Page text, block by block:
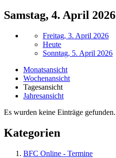
Samstag, 4. April 2026
Freitag, 3. April 2026
Heute
Sonntag, 5. April 2026
Monatsansicht
Wochenansicht
Tagesansicht
Jahresansicht
Es wurden keine Einträge gefunden.
Kategorien
BFC Online - Termine